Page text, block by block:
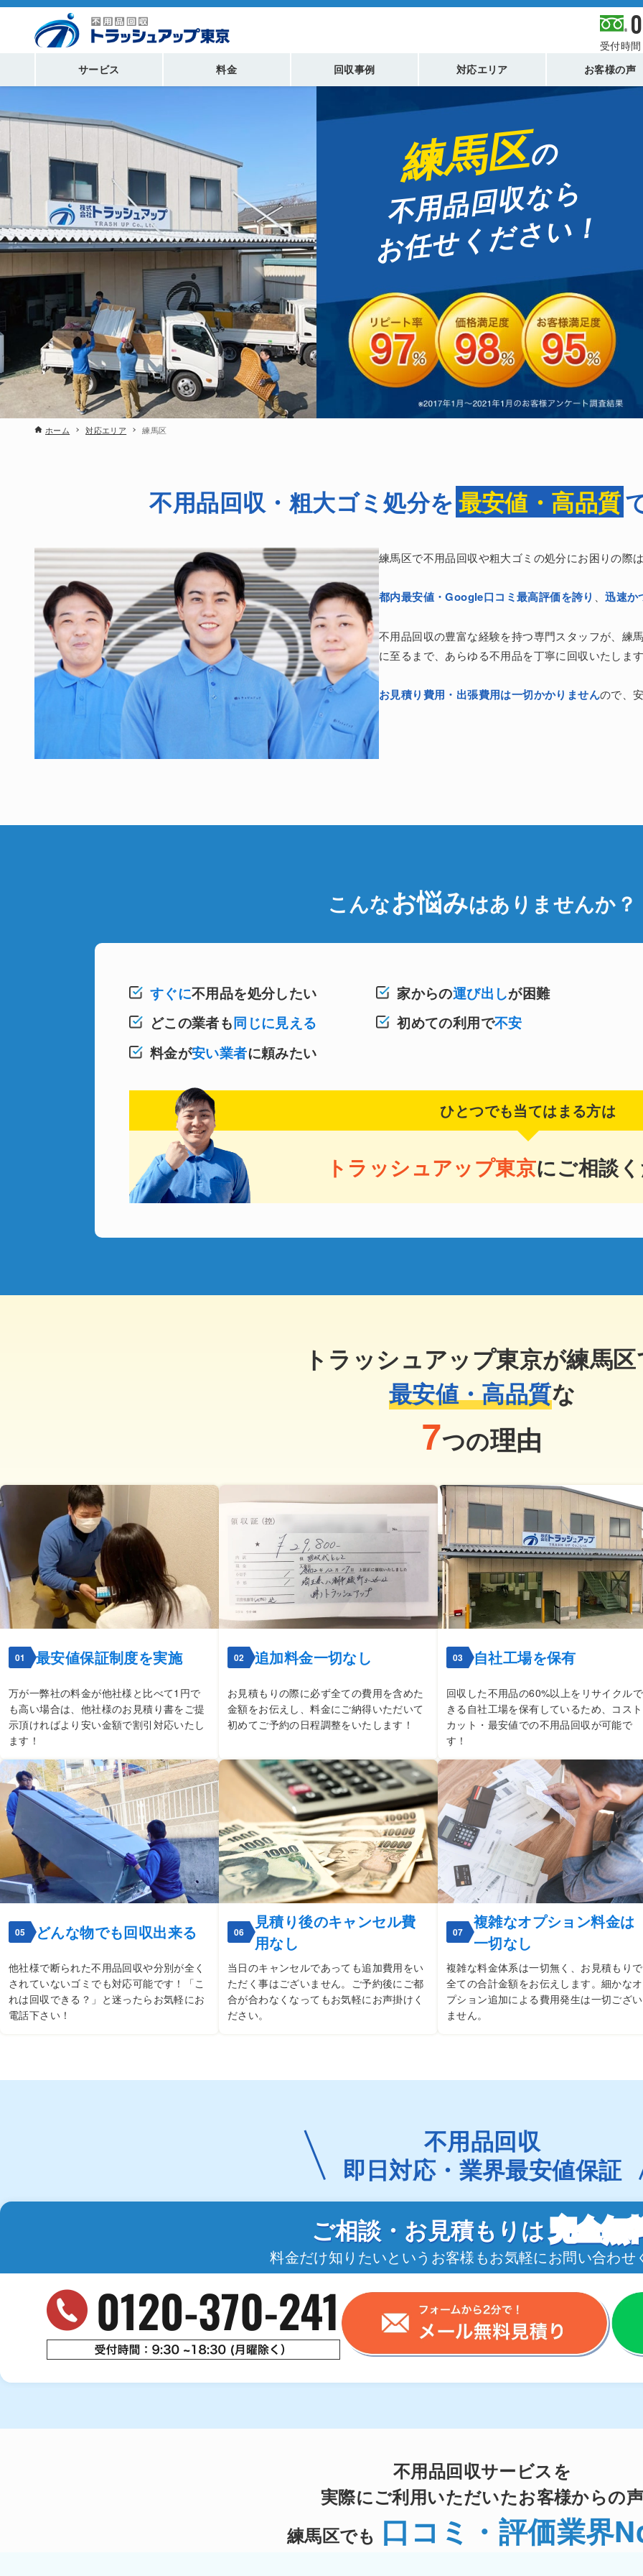
受付時
サービス 料金 回収事例 対応エリア お客様の声
練馬区の
不用品回収なら
お任せください！
ホーム 対応エリア 練馬区
不用品回収・粗大ゴミ処分を最安値・高品質
練馬区で不用品回収や粗大ゴミの処分にお困りの際
都内最安値・Google口コミ最高評価を誇り 、迅速か
不用品回収の豊富な経験を持つ専門スタッフが、練
に至るまで、あらゆる不用品を丁寧に回収いたしま
お見積り費用・出張費用は一切かかりませんので、
こんなお悩みはありませんか？
すぐに不用品を処分したい 家からの運び出しが困難
どこの業者も同じに見える 初めての利用で不安
料金が安い業者に頼みたい
ひとつでも当てはまる方は
トラッシュアップ東京にご相談
トラッシュアップ東京が練馬
最安値・高品質な
7つの理由
01 最安値保証制度を実施
万が一弊社の料金が他社様と比べて1円で
も高い場合は、他社様のお見積り書をご提
示頂ければより安い金額で割引対応いたし
ます！
02 追加料金一切なし
お見積もりの際に必ず全ての費用を含めた
金額をお伝えし、料金にご納得いただいて
初めてご予約の日程調整をいたします！
03 自社工場を保有
回収した不用品の60%以上をリサイクルで
きる自社工場を保有しているため、コスト
カット・最安値での不用品回収が可能で
す！
05 どんな物でも回収出来る
他社様で断られた不用品回収や分別が全く
されていないゴミでも対応可能です！「こ
れは回収できる？」と迷ったらお気軽にお
電話下さい！
06
見積り後のキャンセル費
用なし
当日のキャンセルであっても追加費用をい
ただく事はございません。ご予約後にご都
合が合わなくなってもお気軽にお声掛けく
ださい。
07
複雑なオプション料金は
一切なし
複雑な料金体系は一切無く、お見積もりで
全ての合計金額をお伝えします。細かなオ
プション追加による費用発生は一切ござい
ません。
不用品回収
即日対応・業界最安値保証
ご相談・お見積もりは 完全無
料金だけ知りたいというお客様もお気軽にお問い合わせ
不用品回収サービスを
実際にご利用いただいたお客様からの
練馬区でも 口コミ・評価業界